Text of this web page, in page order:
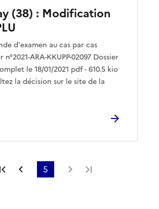
(38) : Modification
d'examen au cas par cas
n°2021-ARA-KKUPP-02097 Dossier
le 18/01/2021 pdf - 610.5 kio
la décision sur le site de la
Première page
Page précédente
5 Page suivante